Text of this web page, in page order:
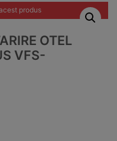
produs
OTEL
VFS-